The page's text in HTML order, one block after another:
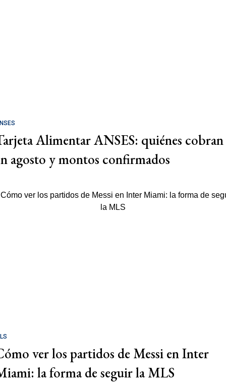
Alimentar ANSES: quiénes cobran
agosto y montos confirmados
ver los partidos de Messi en Inter
la forma de seguir la MLS